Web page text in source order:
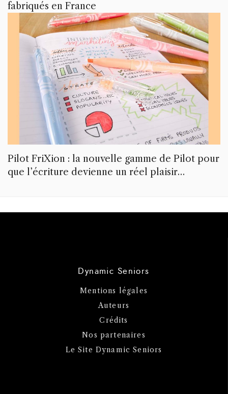
fabriqués en France
Pilot FriXion : la nouvelle gamme de Pilot pour
que l’écriture devienne un réel plaisir…
Dynamic Seniors
Mentions légales
Auteurs
Crédits
Nos partenaires
Le Site Dynamic Seniors